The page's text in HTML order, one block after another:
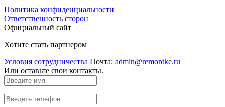
Политика конфиденциальности
Ответственность сторон
Официальный сайт
Хотите стать партнером
Условия сотрудничества Почта: admin@remontke.ru
Или оставьте свои контакты.